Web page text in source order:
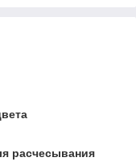
расчесывания